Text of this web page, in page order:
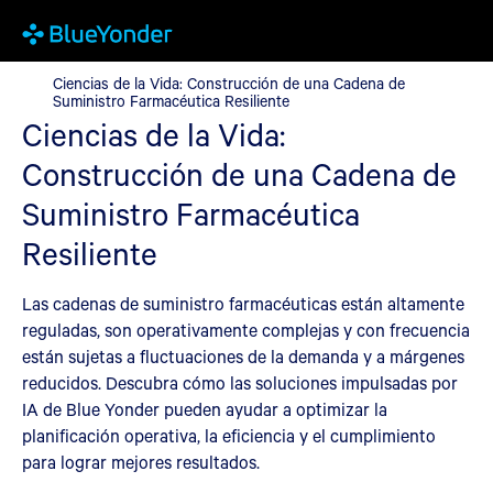
Ciencias de la Vida: Construcción de una Cadena de
Ciencias de la Vida: Construcción de una Cadena de
Suministro Farmacéutica Resiliente
Ciencias de la Vida:
Construcción de una Cadena de
Suministro Farmacéutica
Resiliente
Las cadenas de suministro farmacéuticas están altamente
reguladas, son operativamente complejas y con frecuencia
están sujetas a fluctuaciones de la demanda y a márgenes
reducidos. Descubra cómo las soluciones impulsadas por
IA de Blue Yonder pueden ayudar a optimizar la
planificación operativa, la eficiencia y el cumplimiento
para lograr mejores resultados.